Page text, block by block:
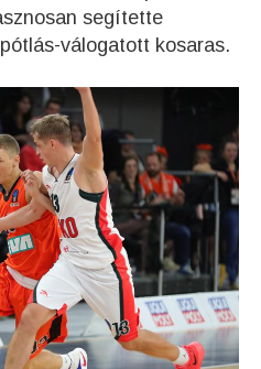
segítette
válogatott kosaras.